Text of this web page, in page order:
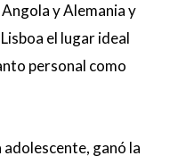
y Alemania y
el lugar ideal
personal como
adolescente, ganó la